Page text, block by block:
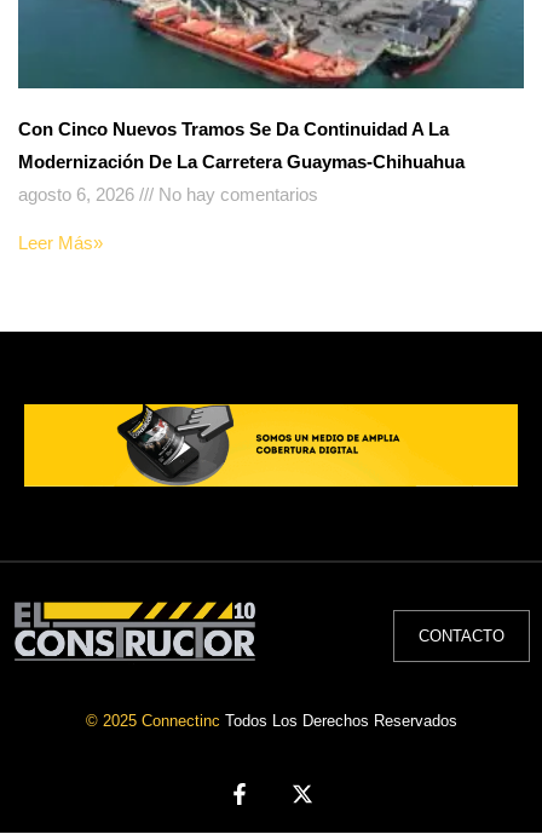
Con Cinco Nuevos Tramos Se Da Continuidad A La
Modernización De La Carretera Guaymas-Chihuahua
agosto 6, 2026
No hay comentarios
Leer Más»
CONTACTO
© 2025 Connectinc Todos Los Derechos Reservados